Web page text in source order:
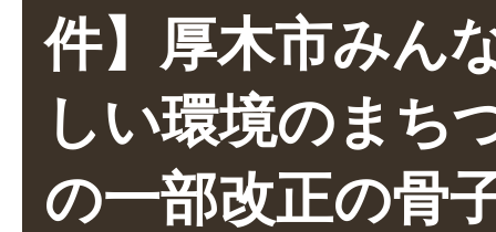
件】厚木市みん
しい環境のまち
の一部改正の骨